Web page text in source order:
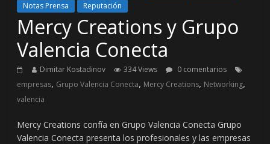
Notas Prensa
Reputación
Mercy Creations y Grupo
Valencia Conecta
Dimitar Kostadinov 334 Views
0 comentarios
empresas, Grupo Valencia Conecta, Mercy Creations, Networking,
valencia
Mercy Creations confía en Grupo Valencia Conecta Grupo
Valencia Conecta presenta los profesionales y las empresas